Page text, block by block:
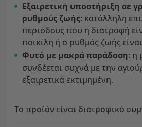
Εξαιρετική υποστήριξη σε
ρυθμούς ζωής: κατάλληλη
περιόδους που η διατροφή
ποικίλη ή ο ρυθμός ζωής
Φυτό με μακρά παράδοση: η
συνδέεται συχνά με την
εξαιρετικά εκτιμημένη.
Το προϊόν είναι διατροφικό